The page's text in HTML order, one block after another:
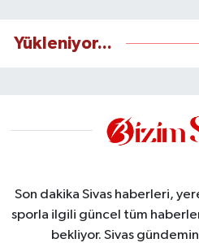
Yükleniyor...
Son dakika Sivas haberleri,
sporla ilgili güncel tüm
bekliyor. Sivas